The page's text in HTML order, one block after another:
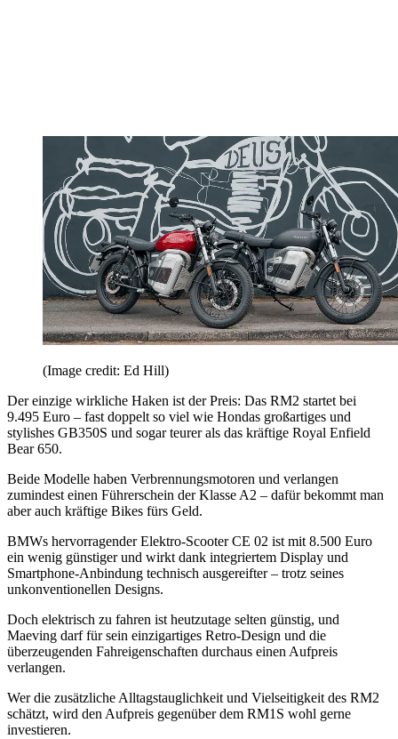
(Image credit: Ed Hill)
Der einzige wirkliche Haken ist der Preis: Das RM2 startet bei
9.495 Euro – fast doppelt so viel wie Hondas großartiges und
stylishes GB350S und sogar teurer als das kräftige Royal Enfield
Bear 650.
Beide Modelle haben Verbrennungsmotoren und verlangen
zumindest einen Führerschein der Klasse A2 – dafür bekommt man
aber auch kräftige Bikes fürs Geld.
BMWs hervorragender Elektro-Scooter CE 02 ist mit 8.500 Euro
ein wenig günstiger und wirkt dank integriertem Display und
Smartphone-Anbindung technisch ausgereifter – trotz seines
unkonventionellen Designs.
Doch elektrisch zu fahren ist heutzutage selten günstig, und
Maeving darf für sein einzigartiges Retro-Design und die
überzeugenden Fahreigenschaften durchaus einen Aufpreis
verlangen.
Wer die zusätzliche Alltagstauglichkeit und Vielseitigkeit des RM2
schätzt, wird den Aufpreis gegenüber dem RM1S wohl gerne
investieren.